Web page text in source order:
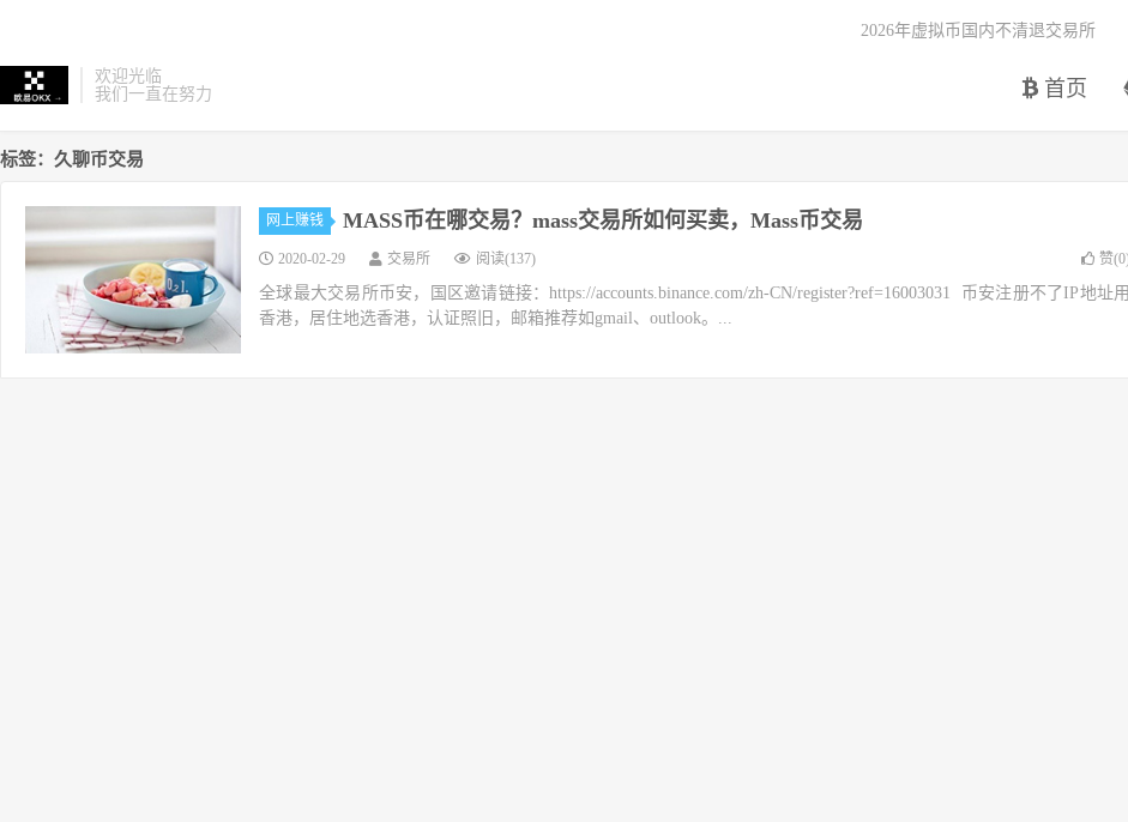
欢迎光临
我们一直在努力
首页
2026年虚拟币国内不清退交易所
标签：久聊币交易
网上赚钱 MASS币在哪交易？mass交易所如何买卖，Mass币交易
2020-02-29 交易所 阅读(137) 赞(0
全球最大交易所币安，国区邀请链接：https://accounts.binance.com/zh-CN/register?ref=16003031 币安注册不了IP地址用
香港，居住地选香港，认证照旧，邮箱推荐如gmail、outlook。...